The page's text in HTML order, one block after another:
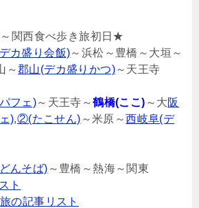
関西食べ歩き旅初日★
カ盛り会飯)～浜松～豊橋～大垣～
～郡山(デカ盛りかつ)～天王寺
フェ)～天王寺～鶴橋(ここ) ～大阪
),②(たこせん) ～米原～西岐阜(デ
んそば) ～豊橋～熱海～関東
ト
の記事リスト